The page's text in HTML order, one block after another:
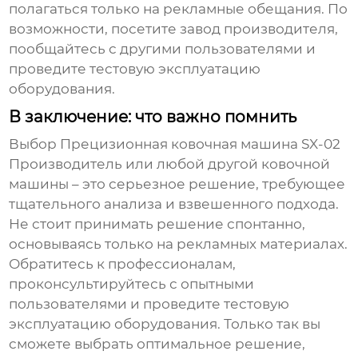
полагаться только на рекламные обещания. По
возможности, посетите завод производителя,
пообщайтесь с другими пользователями и
проведите тестовую эксплуатацию
оборудования.
В заключение: что важно помнить
Выбор Прецизионная ковочная машина SX-02
Производитель или любой другой ковочной
машины – это серьезное решение, требующее
тщательного анализа и взвешенного подхода.
Не стоит принимать решение спонтанно,
основываясь только на рекламных материалах.
Обратитесь к профессионалам,
проконсультируйтесь с опытными
пользователями и проведите тестовую
эксплуатацию оборудования. Только так вы
сможете выбрать оптимальное решение,